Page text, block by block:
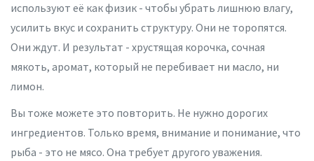
используют её как физик - чтобы убрать лишнюю влагу,
усилить вкус и сохранить структуру. Они не торопятся.
Они ждут. И результат - хрустящая корочка, сочная
мякоть, аромат, который не перебивает ни масло, ни
лимон.
Вы тоже можете это повторить. Не нужно дорогих
ингредиентов. Только время, внимание и понимание, что
рыба - это не мясо. Она требует другого уважения.